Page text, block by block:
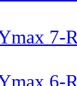
7-
6-